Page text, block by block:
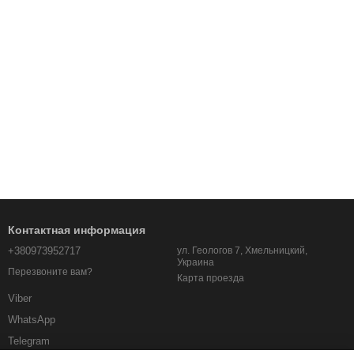
Контактная информация
+380973952717
Перезвоните вам?
Viber
WhatsApp
Telegram
ул. Геологов 7, Хмельницкий,
Украина
Карта проезда